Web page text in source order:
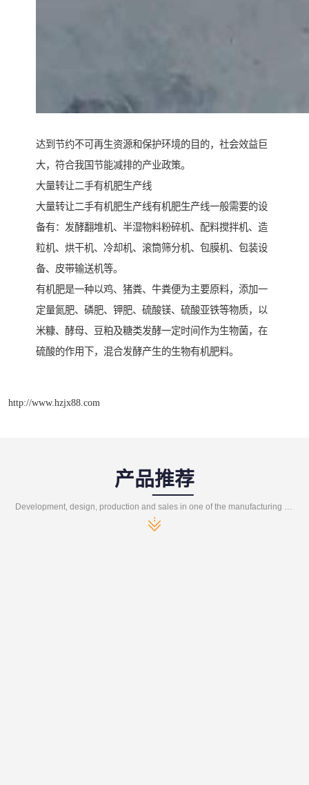
达到节约不可再生资源和保护环境的目的，社会效益巨
大，符合我国节能减排的产业政策。
大量转让二手有机肥生产线
大量转让二手有机肥生产线有机肥生产线一般需要的设
备有：发酵翻堆机、半湿物料粉碎机、配料搅拌机、造
粒机、烘干机、冷却机、滚筒筛分机、包膜机、包装设
备、皮带输送机等。
有机肥是一种以鸡、猪粪、牛粪便为主要原料，添加一
定量氮肥、磷肥、钾肥、硫酸镁、硫酸亚铁等物质，以
米糠、酵母、豆粕及糖类发酵一定时间作为生物菌，在
硫酸的作用下，混合发酵产生的生物有机肥料。
http://www.hzjx88.com
产品推荐
Development, design, production and sales in one of the manufacturing enterprises